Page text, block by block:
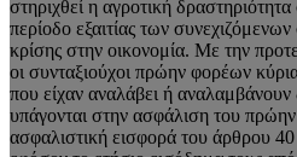
στηριχθεί η αγροτική
περίοδο εξαιτίας των
κρίσης στην οικονομία. Με την
οι συνταξιούχοι πρώην φορέων
που είχαν αναλάβει ή αναλαμβάνουν
υπάγονται στην ασφάλιση του
ασφαλιστική εισφορά του άρθρου